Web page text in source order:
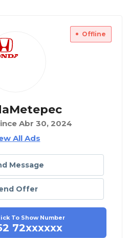
Offline
Abr 30, 2024
All Ads
Message
Offer
To Show Number
72xxxxxx